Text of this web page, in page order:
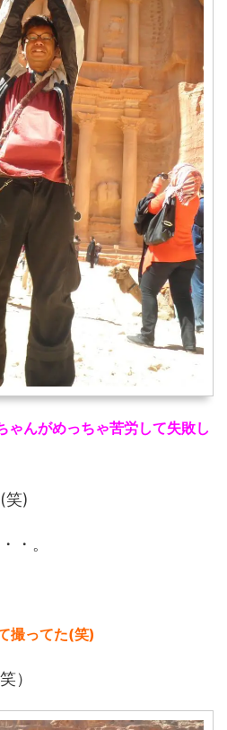
んがめっちゃ苦労して失敗し
笑)
・。
撮ってた(笑)
）